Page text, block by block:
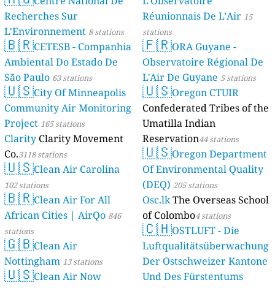
Recherches Sur
L'Environnement 8 stations
🇧🇷CETESB - Companhia
Ambiental Do Estado De
São Paulo 63 stations
🇺🇸City Of Minneapolis
Community Air Monitoring
Project 165 stations
Clarity Clarity Movement
Co.3118 stations
🇺🇸Clean Air Carolina
102 stations
🇧🇷Clean Air For All
African Cities | AirQo 846
stations
🇬🇧Clean Air
Nottingham 13 stations
🇺🇸Clean Air Now
Réunionnais De L’Air 15
stations
🇫🇷ORA Guyane -
Observatoire Régional De
L'Air De Guyane 5 stations
🇺🇸Oregon CTUIR
Confederated Tribes of the
Umatilla Indian
Reservation44 stations
🇺🇸Oregon Department
Of Environmental Quality
(DEQ) 205 stations
Osc.lkThe Overseas School
of Colombo4 stations
🇨🇭OSTLUFT - Die
Luftqualitätsüberwachung
Der Ostschweizer Kantone
Und Des Fürstentums